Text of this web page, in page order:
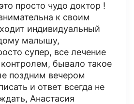
просто чудо доктор !
к своим
индивидуальный
малышу,
супер, все лечение
контролем, бывало такое
поздним вечером
и ответ всегда не
Анастасия